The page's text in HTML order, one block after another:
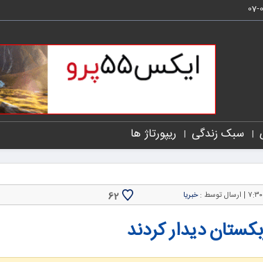
سبک زندگی ریپورتاژ ها
ارسال توسط :خبریا 62
دیدار کردند